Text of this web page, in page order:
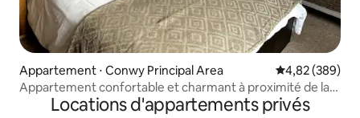
Appartement ⋅ Conwy Principal Area Évaluation
4,82 (389)
Appartement confortable et charmant à proximité de la
Locations d'appartements privés